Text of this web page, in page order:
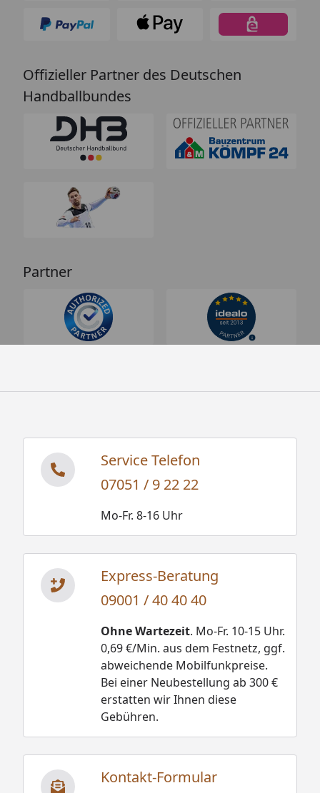
Offizieller Partner des Deutschen
Handballbundes
Partner
Service Telefon
07051 / 9 22 22
Mo-Fr. 8-16 Uhr
Express-Beratung
09001 / 40 40 40
Ohne Wartezeit. Mo-Fr. 10-15 Uhr.
0,69 €/Min. aus dem Festnetz, ggf.
abweichende Mobilfunkpreise.
Bei einer Neubestellung ab 300 €
erstatten wir Ihnen diese
Gebühren.
Kontakt-Formular